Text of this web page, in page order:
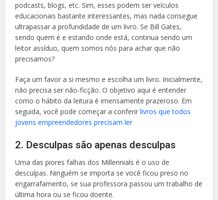
podcasts, blogs, etc. Sim, esses podem ser veículos
educacionais bastante interessantes, mas nada consegue
ultrapassar a profundidade de um livro. Se Bill Gates,
sendo quem é e estando onde está, continua sendo um
leitor assíduo, quem somos nós para achar que não
precisamos?
Faça um favor a si mesmo e escolha um livro. Inicialmente,
não precisa ser não-ficção. O objetivo aqui é entender
como o hábito da leitura é imensamente prazeroso. Em
seguida, você pode começar a conferirlivros que todos
jovens empreendedores precisam ler
2. Desculpas são apenas desculpas
Uma das piores falhas dos Millennials é o uso de
desculpas. Ninguém se importa se você ficou preso no
engarrafamento, se sua professora passou um trabalho de
última hora ou se ficou doente.